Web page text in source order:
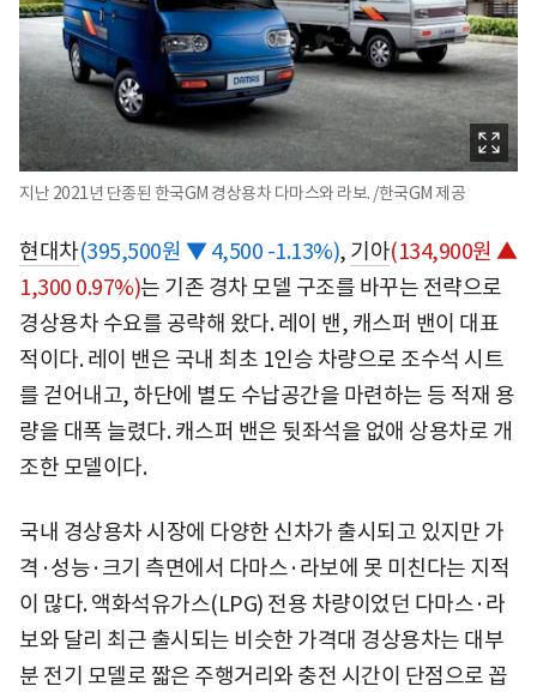
지난 2021년 단종된 한국GM 경상용차 다마스와 라보. /한국GM 제공
현대차(395,500원 ▼ 4,500 -1.13%), 기아(134,900원 ▲
1,300 0.97%)는 기존 경차 모델 구조를 바꾸는 전략으로
경상용차 수요를 공략해 왔다. 레이 밴, 캐스퍼 밴이 대표
적이다. 레이 밴은 국내 최초 1인승 차량으로 조수석 시트
를 걷어내고, 하단에 별도 수납공간을 마련하는 등 적재 용
량을 대폭 늘렸다. 캐스퍼 밴은 뒷좌석을 없애 상용차로 개
조한 모델이다.
국내 경상용차 시장에 다양한 신차가 출시되고 있지만 가
격·성능·크기 측면에서 다마스·라보에 못 미친다는 지적
이 많다. 액화석유가스(LPG) 전용 차량이었던 다마스·라
보와 달리 최근 출시되는 비슷한 가격대 경상용차는 대부
분 전기 모델로 짧은 주행거리와 충전 시간이 단점으로 꼽